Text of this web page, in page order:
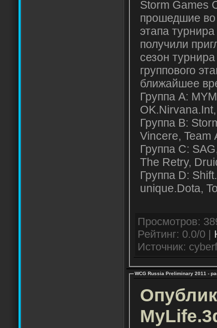
Storm Games
прошедшие во
этапа
получили
сезон
группового
ближайшее
Группа А:
Группа В:
Vincere, Team
Группа С:
The Retry,
Группа D:
unique.Dota,
Рейтинг: 0.0/0 |
Источник:
WCG Russia Preliminary 2011 -